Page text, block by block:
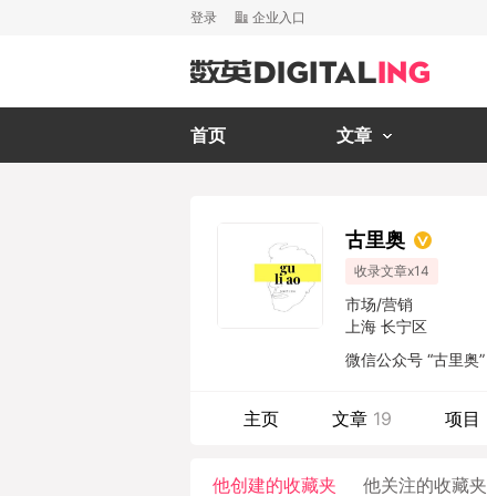
登录 企业入口
首页 文章
古里奥
收录文章x14
市场/营销
上海 长宁区
微信公众号 “古里奥”
主页 文章 19 项目
他创建的收藏夹 他关注的收藏夹